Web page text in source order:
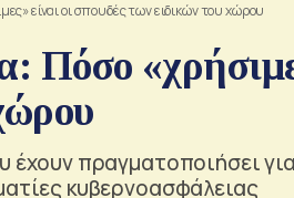
είναι οι σπουδές των ειδικών του χώρου
Πόσο
πραγματοποιήσει
κυβερνοασφάλειας